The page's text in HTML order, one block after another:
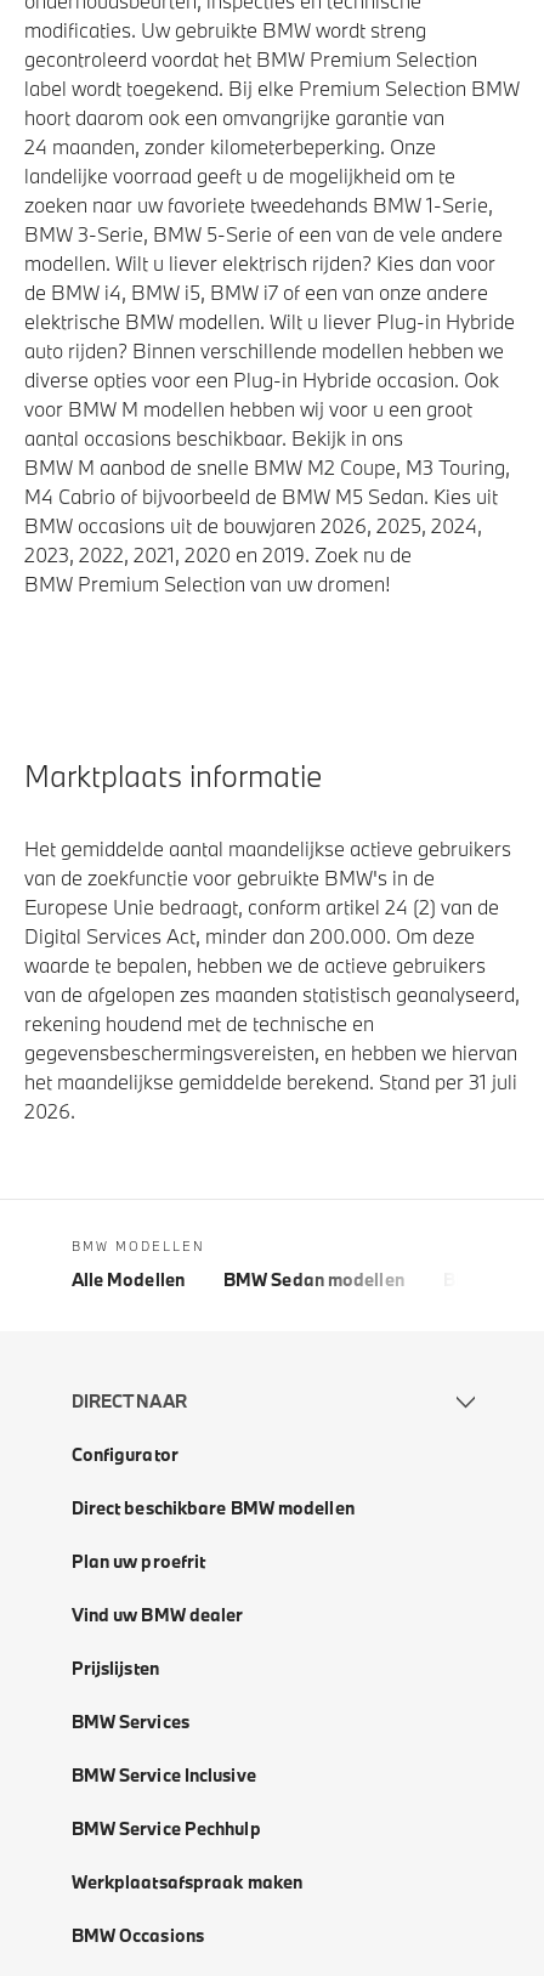
modificaties. Uw gebruikte BMW wordt streng
gecontroleerd voordat het BMW Premium Selection
label wordt toegekend. Bij elke Premium Selection BMW
hoort daarom ook een omvangrijke garantie van
24 maanden, zonder kilometerbeperking. Onze
landelijke voorraad geeft u de mogelijkheid om te
zoeken naar uw favoriete tweedehands BMW 1-Serie,
BMW 3-Serie, BMW 5-Serie of een van de vele andere
modellen. Wilt u liever elektrisch rijden? Kies dan voor
de BMW i4, BMW i5, BMW i7 of een van onze andere
elektrische BMW modellen. Wilt u liever Plug-in Hybride
auto rijden? Binnen verschillende modellen hebben we
diverse opties voor een Plug-in Hybride occasion. Ook
voor BMW M modellen hebben wij voor u een groot
aantal occasions beschikbaar. Bekijk in ons
BMW M aanbod de snelle BMW M2 Coupe, M3 Touring,
M4 Cabrio of bijvoorbeeld de BMW M5 Sedan. Kies uit
BMW occasions uit de bouwjaren 2026, 2025, 2024,
2023, 2022, 2021, 2020 en 2019. Zoek nu de
BMW Premium Selection van uw dromen!
Marktplaats informatie
Het gemiddelde aantal maandelijkse actieve gebruikers
van de zoekfunctie voor gebruikte BMW's in de
Europese Unie bedraagt, conform artikel 24 (2) van de
Digital Services Act, minder dan 200.000. Om deze
waarde te bepalen, hebben we de actieve gebruikers
van de afgelopen zes maanden statistisch geanalyseerd,
rekening houdend met de technische en
gegevensbeschermingsvereisten, en hebben we hiervan
het maandelijkse gemiddelde berekend. Stand per 31 juli
2026.
BMW MODELLEN
Alle Modellen BMW Sedan modellen
DIRECT NAAR
Configurator
Direct beschikbare BMW modellen
Plan uw proefrit
Vind uw BMW dealer
Prijslijsten
BMW Services
BMW Service Inclusive
BMW Service Pechhulp
Werkplaatsafspraak maken
BMW Occasions